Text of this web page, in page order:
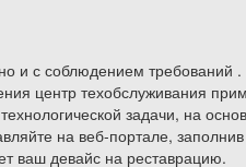
и с соблюдением требований
центр техобслуживания
задачи, на
на веб-портале, заполнив
ваш девайс на реставрацию.